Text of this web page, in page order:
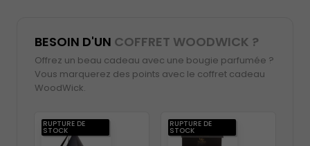
BESOIN D'UN COFFRET WOODWICK ?
Offrez un beau cadeau avec une bougie parfumée ?
Vous marquerez des points avec le coffret cadeau
WoodWick.
RUPTURE DE
STOCK
RUPTURE DE
STOCK